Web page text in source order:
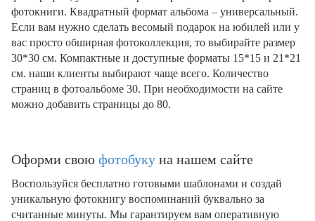
фотокниги. Квадратный формат альбома – универсальный.
Если вам нужно сделать весомый подарок на юбилей или у
вас просто обширная фотоколлекция, то выбирайте размер
30*30 см. Компактные и доступные форматы 15*15 и 21*21
см. наши клиенты выбирают чаще всего. Количество
страниц в фотоальбоме 30. При необходимости на сайте
можно добавить страницы до 80.
Оформи свою фотобуку на нашем сайте
Воспользуйся бесплатно готовыми шаблонами и создай
уникальную фотокнигу воспоминаний буквально за
считанные минуты. Мы гарантируем вам оперативную